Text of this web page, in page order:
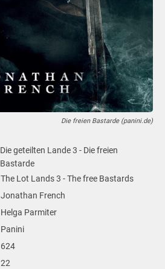
Die freien Bastarde (panini.de)
Die geteilten Lande 3 - Die freien
Bastarde
The Lot Lands 3 - The free Bastards
Jonathan French
Helga Parmiter
Panini
624
22